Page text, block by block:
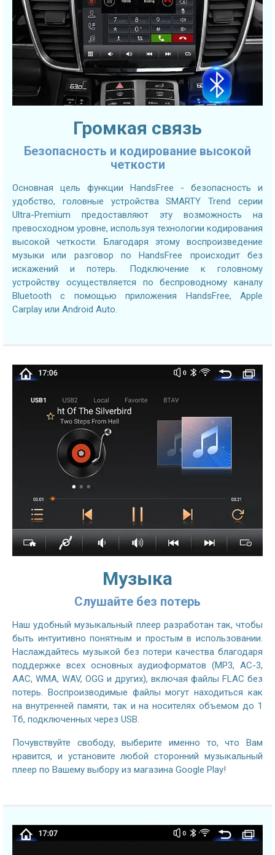
Громкая связь
Безопасность и кодирование высокой
четкости
Основная цель функции HandsFree - безопасность и
удобство, головные устройства SMARTY Trend серии
Ultra-Premium предоставляют эту возможность на
превосходном уровне, используя технологии кодирования
высокой четкости. Благодаря этому воспроизведение
музыки или разговор по HandsFree происходит без
искажений и потерь. Подключение к головному
устройству осуществляется по беспроводному каналу
Bluetooth с помощью приложения HandsFree, Apple
Carplay или Android Auto.
Музыка
Слушайте без потерь
Наш удобный музыкальный плеер разработан так, чтобы
быть интуитивно понятным и простым в использовании.
Наслаждайтесь музыкой без потери качества благодаря
поддержке всех основных аудиоформатов (MP3, AC-3,
AAC, WMA, WAV, OGG и других), включая файлы FLAC без
потерь. Воспроизводимые файлы могут находиться как
на внутренней памяти, так и на носителях объемом до 1
Тб, подключенных через USB.
Почувствуйте свободу, выберите именно то, что Вам
нравится, и установите любой сторонний музыкальный
плеер по Вашему выбору из магазина Google Play!